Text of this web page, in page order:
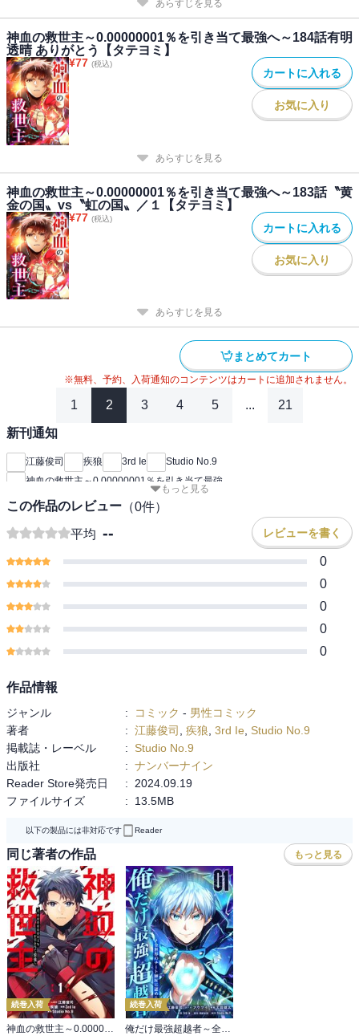
あらすじを見る
神血の救世主～0.00000001％を引き当て最強へ～184話有明
透晴 ありがとう【タテヨミ】
¥77 (税込)
カートに入れる
お気に入り
あらすじを見る
神血の救世主～0.00000001％を引き当て最強へ～183話〝黄
金の国〟vs〝虹の国〟／１【タテヨミ】
¥77 (税込)
カートに入れる
お気に入り
あらすじを見る
まとめてカート
※無料、予約、入荷通知のコンテンツはカートに追加されません。
1 2 3 4 5 ... 21
新刊通知
江藤俊司 疾狼 3rd Ie
Studio No.9
神血の救世主～0.00000001％を引き当て最強
もっと見る
この作品のレビュー （0件）
平均 -- レビューを書く
0
0
0
0
0
作品情報
ジャンル : コミック - 男性コミック
著者
: 江藤俊司 疾狼 3rd Ie
Studio No.9
掲載誌・レーベル
:
Studio No.9
出版社
: ナンバーナイン
Reader Store発売日
:
2024.09.19
ファイルサイズ
: 13.5MB
以下の製品には非対応です Reader
同じ著者の作品 もっと見る
続巻入荷
神血の救世主～0.00000001％を引き当て最強へ～【電子書籍特典付】
続巻入荷
俺だけ最強超越者～全世界のチート師匠に認められた～【単行本】